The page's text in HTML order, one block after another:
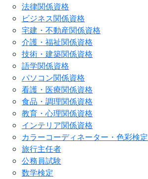
法律関係資格
ビジネス関係資格
宅建・不動産関係資格
介護・福祉関係資格
技術・建築関係資格
語学関係資格
パソコン関係資格
看護・医療関係資格
食品・調理関係資格
教育・心理関係資格
インテリア関係資格
カラーコーディネーター・色彩検定
旅行主任者
公務員試験
数学検定